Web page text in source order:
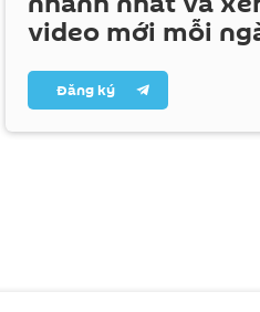
video mới mỗi
Đăng ký